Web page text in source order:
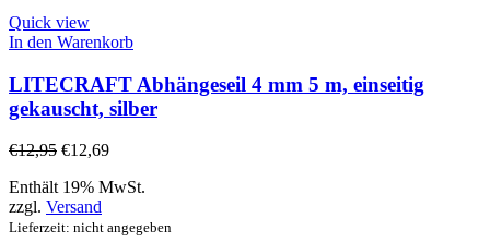
Quick view
In den Warenkorb
LITECRAFT Abhängeseil 4 mm 5 m, einseitig
gekauscht, silber
€12,95 €12,69
Enthält 19% MwSt.
zzgl. Versand
Lieferzeit: nicht angegeben